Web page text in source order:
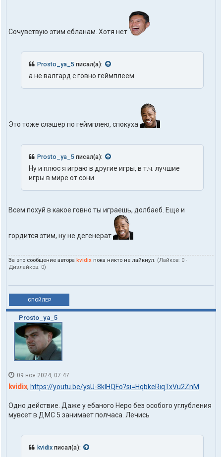
Сочувствую этим ебланам. Хотя нет
Prosto_ya_5 писал(а):
а не валгард с говно геймплеем
Это тоже слэшер по геймплею, спокуха
Prosto_ya_5 писал(а):
Ну и плюс я играю в другие игры, в т.ч. лучшие
игры в мире от сони.
Всем похуй в какое говно ты играешь, долбаеб. Еще и
гордится этим, ну не дегенерат
За это сообщение автора kvidix пока никто не лайкнул. (Лайков: 0 ·
Дизлайков: 0)
СПОЙЛЕР
Prosto_ya_5
09 ноя 2024, 07:47
kvidix, https://youtu.be/ysU-8kIHQFo?si=HqbkeRiqTxVu2ZnM
Одно действие. Даже у ебаного Неро без особого углубления
мувсет в ДМС 5 занимает полчаса. Лечись
kvidix писал(а):